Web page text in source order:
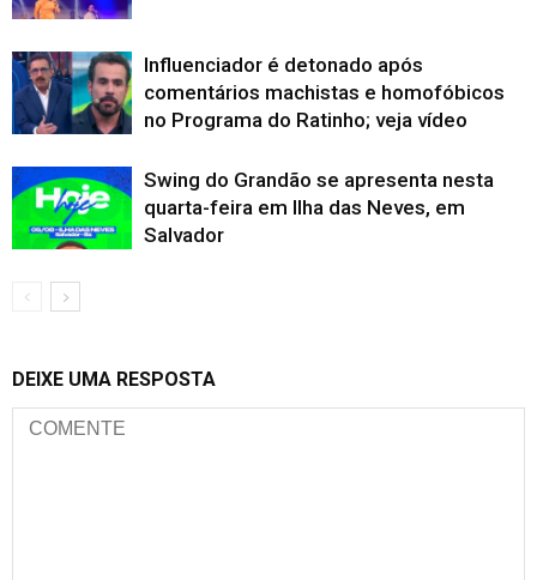
Influenciador é detonado após
comentários machistas e homofóbicos
no Programa do Ratinho; veja vídeo
Swing do Grandão se apresenta nesta
quarta-feira em Ilha das Neves, em
Salvador
DEIXE UMA RESPOSTA